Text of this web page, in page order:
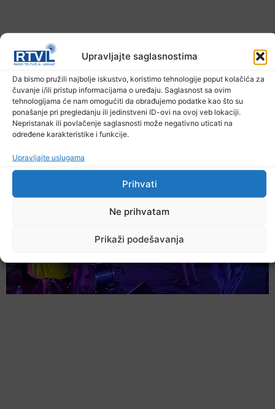
Upravljajte saglasnostima
Da bismo pružili najbolje iskustvo, koristimo tehnologije poput kolačića za
čuvanje i/ili pristup informacijama o uređaju. Saglasnost sa ovim
tehnologijama će nam omogućiti da obrađujemo podatke kao što su
ponašanje pri pregledanju ili jedinstveni ID-ovi na ovoj veb lokaciji.
Nepristanak ili povlačenje saglasnosti može negativno uticati na
određene karakteristike i funkcije.
Upravljajte uslugama
Prihvati
Ne prihvatam
Prikaži podešavanja
U TK povećan broj požara
7. Augusta 2026.